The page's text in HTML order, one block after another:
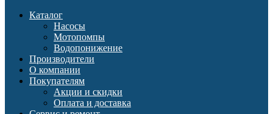
Каталог
Насосы
Мотопомпы
Водопонижение
Производители
О компании
Покупателям
Акции и скидки
Оплата и доставка